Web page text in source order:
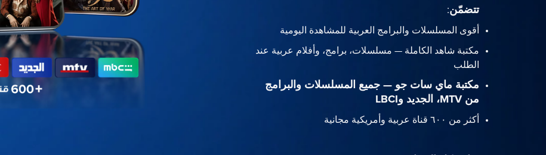
تتضمّن:
أقوى المسلسلات والبرامج العربية للمشاهدة اليومية
مكتبة شاهد الكاملة — مسلسلات، برامج، وأفلام عربية عند
الطلب
مكتبة ماي سات جو — جميع المسلسلات والبرامج
من MTV، الجديد وLBCI
أكثر من ٦٠٠ قناة عربية وأمريكية مجانية